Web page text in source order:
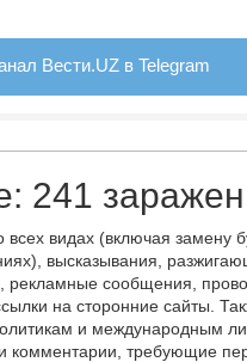
Вести.UZ в Telegram
241
видах (включая замену
высказывания,
сообщения,
на сторонние сайты.
и международным
комментарии, требующие